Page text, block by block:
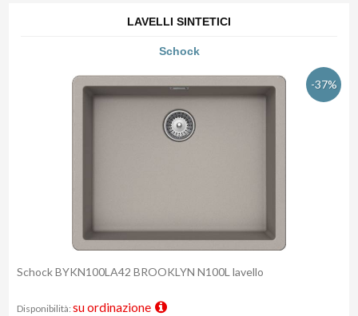
LAVELLI SINTETICI
Schock
-37%
Schock BYKN100LA42 BROOKLYN N100L lavello
Disponibilità: su ordinazione